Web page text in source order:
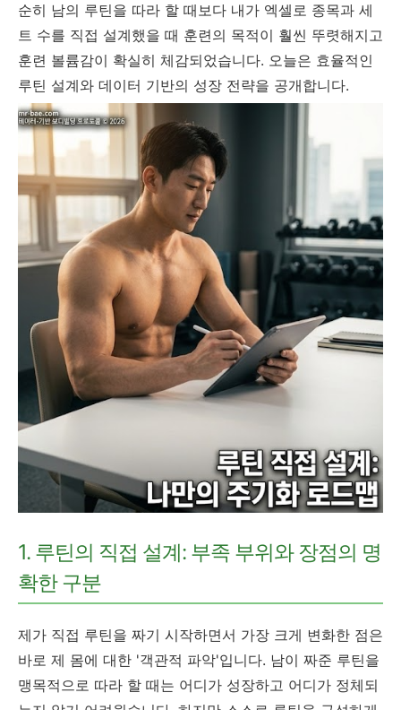
순히 남의 루틴을 따라 할 때보다 내가 엑셀로 종목과 세
트 수를 직접 설계했을 때 훈련의 목적이 훨씬 뚜렷해지고
훈련 볼륨감이 확실히 체감되었습니다. 오늘은 효율적인
루틴 설계와 데이터 기반의 성장 전략을 공개합니다.
1. 루틴의 직접 설계: 부족 부위와 장점의 명
확한 구분
제가 직접 루틴을 짜기 시작하면서 가장 크게 변화한 점은
바로 제 몸에 대한 '객관적 파악'입니다. 남이 짜준 루틴을
맹목적으로 따라 할 때는 어디가 성장하고 어디가 정체되